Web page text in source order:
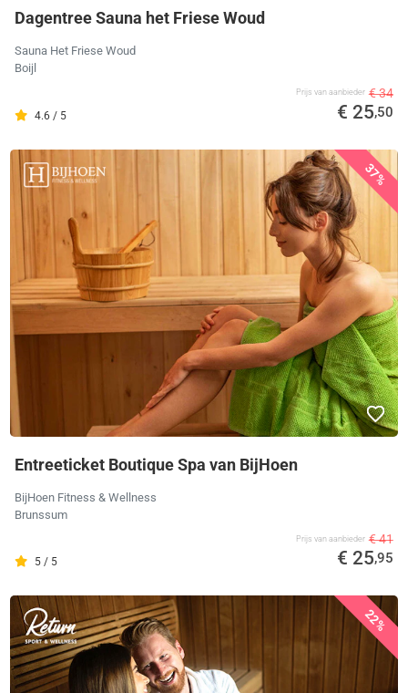
Dagentree Sauna het Friese Woud
Sauna Het Friese Woud
Boijl
4.6 / 5
Prijs van aanbieder € 34
€ 25,50
37%
Entreeticket Boutique Spa van BijHoen
BijHoen Fitness & Wellness
Brunssum
5 / 5
Prijs van aanbieder € 41
€ 25,95
22%